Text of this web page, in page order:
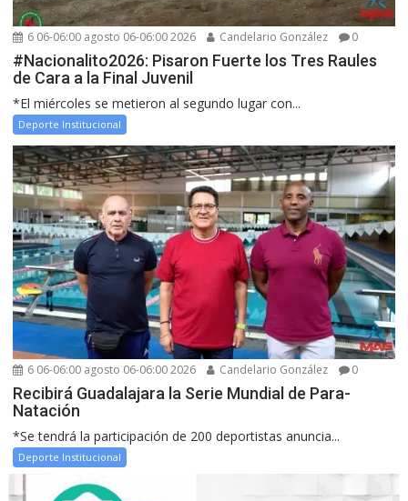
6 06-06:00 agosto 06-06:00 2026 Candelario González 0
#Nacionalito2026: Pisaron Fuerte los Tres Raules
de Cara a la Final Juvenil
*El miércoles se metieron al segundo lugar con...
Deporte Institucional
6 06-06:00 agosto 06-06:00 2026 Candelario González 0
Recibirá Guadalajara la Serie Mundial de Para-
Natación
*Se tendrá la participación de 200 deportistas anuncia...
Deporte Institucional